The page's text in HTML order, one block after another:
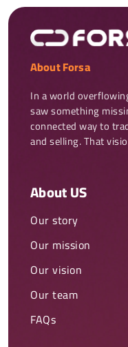
About Forsa
In a world
saw something
connected way to
and selling. That
About US
Our story
Our mission
Our vision
Our team
FAQs